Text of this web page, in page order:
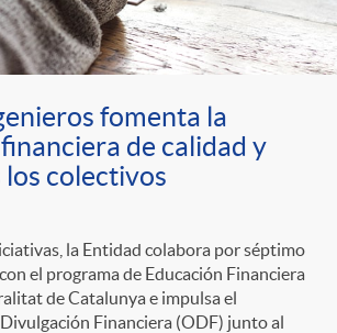
fomenta la
de calidad y
colectivos
la Entidad colabora por séptimo
el programa de Educación Financiera
de Catalunya e impulsa el
Financiera (ODF) junto al